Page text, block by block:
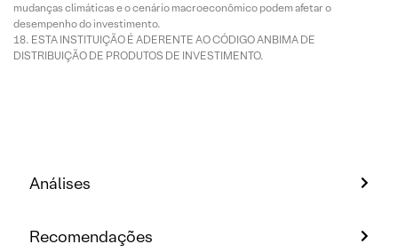
mudanças climáticas e o cenário macroeconômico podem afetar o
desempenho do investimento.
ESTA INSTITUIÇÃO É ADERENTE AO CÓDIGO ANBIMA DE
DISTRIBUIÇÃO DE PRODUTOS DE INVESTIMENTO.
Análises
Recomendações